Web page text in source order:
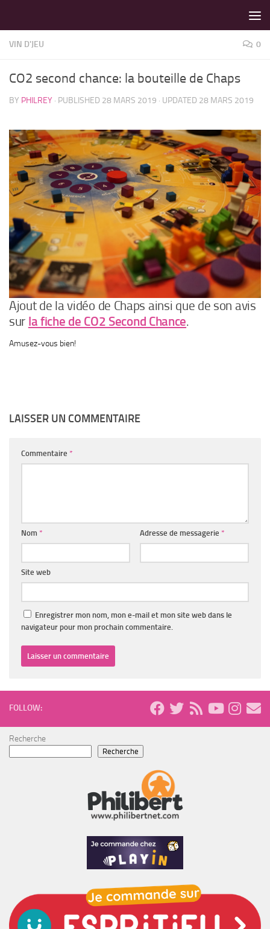
VIN D'JEU 0
CO2 second chance: la bouteille de Chaps
BY PHILREY · PUBLISHED 28 MARS 2019 · UPDATED 28 MARS 2019
Ajout de la vidéo de Chaps ainsi que de son avis
sur la fiche de CO2 Second Chance.
Amusez-vous bien!
LAISSER UN COMMENTAIRE
Commentaire *
Nom * Adresse de messagerie *
Site web
Enregistrer mon nom, mon e-mail et mon site web dans le
navigateur pour mon prochain commentaire.
FOLLOW:
Recherche
Recherche